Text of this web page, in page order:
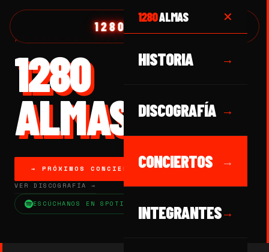
1280 ALMAS
1280ALMAS ✕
HISTORIA →
DISCOGRAFÍA →
CONCIERTOS →
INTEGRANTES→
// ROCK COLOMBIANO DESDE 1989
1280
ALMAS
→ PRÓXIMOS CONCIERTOS
VER DISCOGRAFÍA →
ESCÚCHANOS EN SPOTIFY